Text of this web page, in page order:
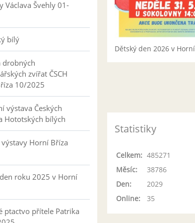
Václava Švehly 01-
bílý
drobných
zvířat ČSCH
10/2025
výstava Českých
Hototských bílých
výstavy Horní Bříza
roku 2025 v Horní
ptactvo přítele Patrika
Dětský den 2026 v
Statistiky
Online: 35
Celkem: 485271
Měsíc:
38786
Den:
2029